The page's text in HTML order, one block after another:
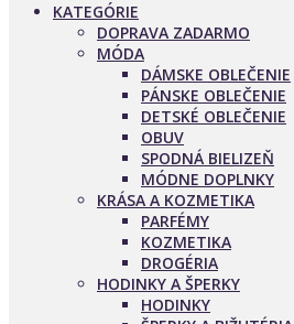
KATEGÓRIE
DOPRAVA ZADARMO
MÓDA
DÁMSKE OBLEČENIE
PÁNSKE OBLEČENIE
DETSKÉ OBLEČENIE
OBUV
SPODNÁ BIELIZEŇ
MÓDNE DOPLNKY
KRÁSA A KOZMETIKA
PARFÉMY
KOZMETIKA
DROGÉRIA
HODINKY A ŠPERKY
HODINKY